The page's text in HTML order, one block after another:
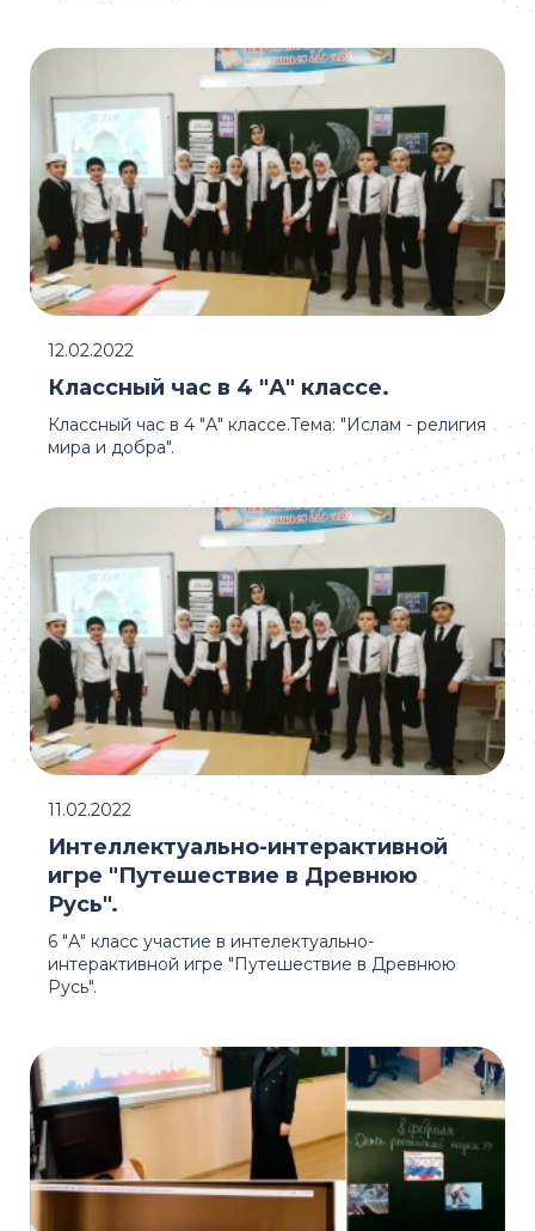
Классный час в 4 "А" классе.Тема: "Ислам - религия
мира и добра".
Классный час в 4 "А" классе.
12.02.2022
6 "А" класс участие в интелектуально-
интерактивной игре "Путешествие в Древнюю
Русь".
Интеллектуально-интерактивной
игре "Путешествие в Древнюю
Русь".
11.02.2022